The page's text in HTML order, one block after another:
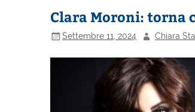
Clara Moroni: torna
Settembre 11, 2024 Chiara